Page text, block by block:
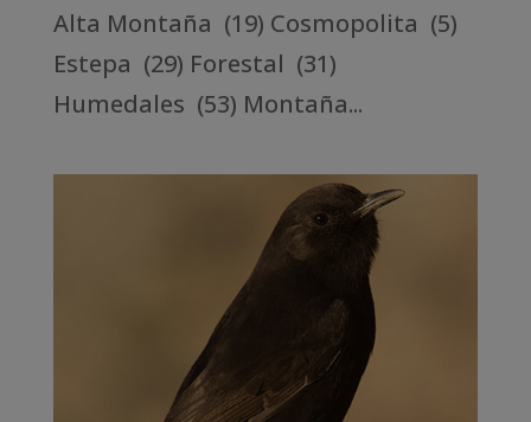
Alta Montaña (19) Cosmopolita (5)
Estepa (29) Forestal (31)
Humedales (53) Montaña...